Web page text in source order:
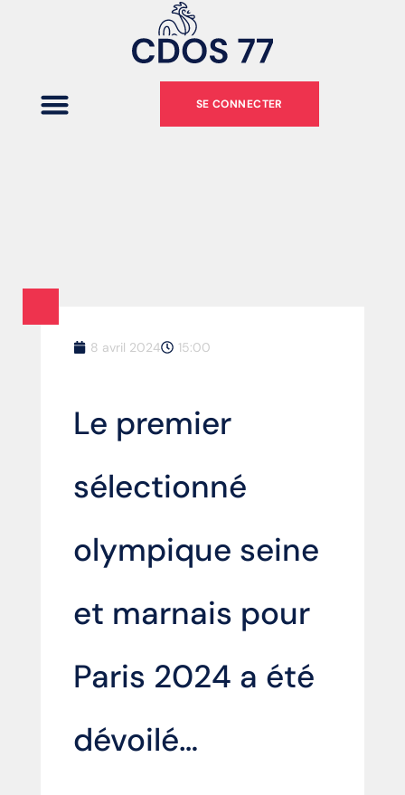
SE CONNECTER
8 avril 2024 15:00
Le premier
sélectionné
olympique seine
et marnais pour
Paris 2024 a été
dévoilé…